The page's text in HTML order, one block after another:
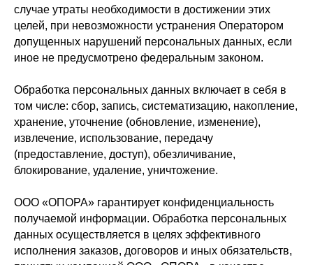
случае утраты необходимости в достижении этих
целей, при невозможности устранения Оператором
допущенных нарушений персональных данных, если
иное не предусмотрено федеральным законом.
Обработка персональных данных включает в себя в
том числе: сбор, запись, систематизацию, накопление,
хранение, уточнение (обновление, изменение),
извлечение, использование, передачу
(предоставление, доступ), обезличивание,
блокирование, удаление, уничтожение.
ООО «ОПОРА» гарантирует конфиденциальность
получаемой информации. Обработка персональных
данных осуществляется в целях эффективного
исполнения заказов, договоров и иных обязательств,